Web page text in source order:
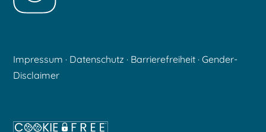
Impressum · Datenschutz · Barrierefreiheit ·Gender-
Disclaimer